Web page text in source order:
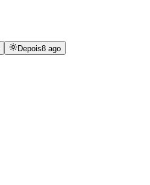
Depois8 ago